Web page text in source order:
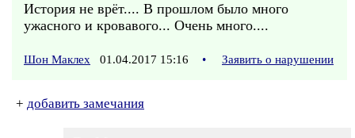
История не врёт.... В прошлом было много
ужасного и кровавого... Очень много....
Шон Маклех 01.04.2017 15:16 • Заявить о нарушении
+ добавить замечания